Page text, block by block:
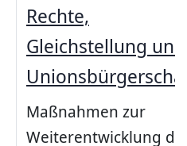
Rechte,
Gleichstellung und
Maßnahmen zur
Weiterentwicklung